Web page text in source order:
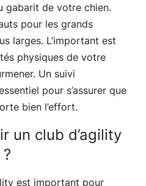
gabarit de votre chien.
pour les grands
larges. L’important est
physiques de votre
Un suivi
pour s’assurer que
bien l’effort.
un club d’agility
est important pour